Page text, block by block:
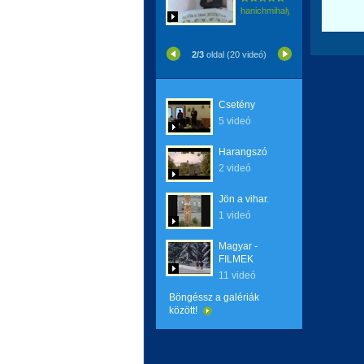
hanichmihalyattila
2/3 oldal (20 videó)
Csetény
5 videó
Harangszó
2 videó
Jön a vihar.
1 videó
Magyar -
FILMEK
11 videó
Böngéssz a galériák
között!